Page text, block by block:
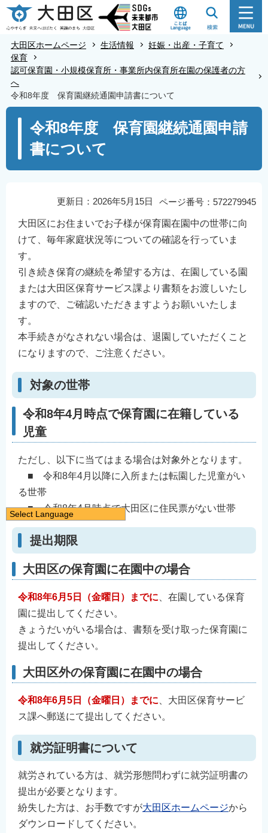
こ
の
先
大田区ホームページ 生活情報
妊娠・出産・子育て
保育
認可保育園・小規模保育所・事業所内保育所在園の保護者の方
へ
令和8年度 保育園継続通園申請書について
令和8年度 保育園継続通園申請
書について
ページ番号：572279945
更新日：2026年5月15日
大田区にお住まいでお子様が保育園在園中の世帯に向
けて、毎年家庭状況等についての確認を行っていま
す。
引き続き保育の継続を希望する方は、在園している園
または大田区保育サービス課より書類をお渡しいたし
ますので、ご確認いただきますようお願いいたしま
す。
本手続きがなされない場合は、退園していただくこと
になりますので、ご注意ください。
対象の世帯
令和8年4月時点で保育園に在籍している
児童
ただし、以下に当てはまる場合は対象外となります。
■ 令和8年4月以降に入所または転園した児童がい
る世帯
■ 令和8年4月時点で大田区に住民票がない世帯
提出期限
大田区の保育園に在園中の場合
令和8年6月5日（金曜日）までに 、在園している保育
園に提出してください。
きょうだいがいる場合は、書類を受け取った保育園に
提出してください。
大田区外の保育園に在園中の場合
令和8年6月5日（金曜日）までに 、大田区保育サービ
ス課へ郵送にて提出してください。
就労証明書について
就労されている方は、就労形態問わずに就労証明書の
提出が必要となります。
紛失した方は、お手数ですが大田区ホームページから
ダウンロードしてください。
Select Language
日本語
English
简体中文
한국어
Filipino